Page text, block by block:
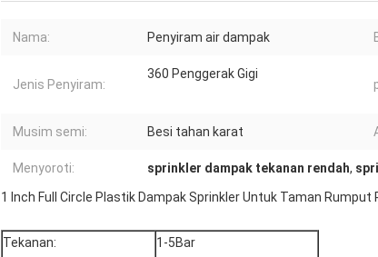
Nama: Penyiram air dampak
Jenis Penyiram:
360 Penggerak Gigi
Musim semi: Besi tahan karat
Menyoroti: sprinkler dampak tekanan rendah,
1 Inch Full Circle Plastik Dampak Sprinkler Untuk Taman
Tekanan: 1-5Bar